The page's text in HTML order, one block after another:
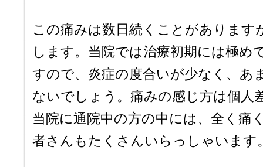
この痛みは数日続くことがあります
します。当院では治療初期には極め
すので、炎症の度合いが少なく、あ
ないでしょう。痛みの感じ方は個人
当院に通院中の方の中には、全く痛
者さんもたくさんいらっしゃいます